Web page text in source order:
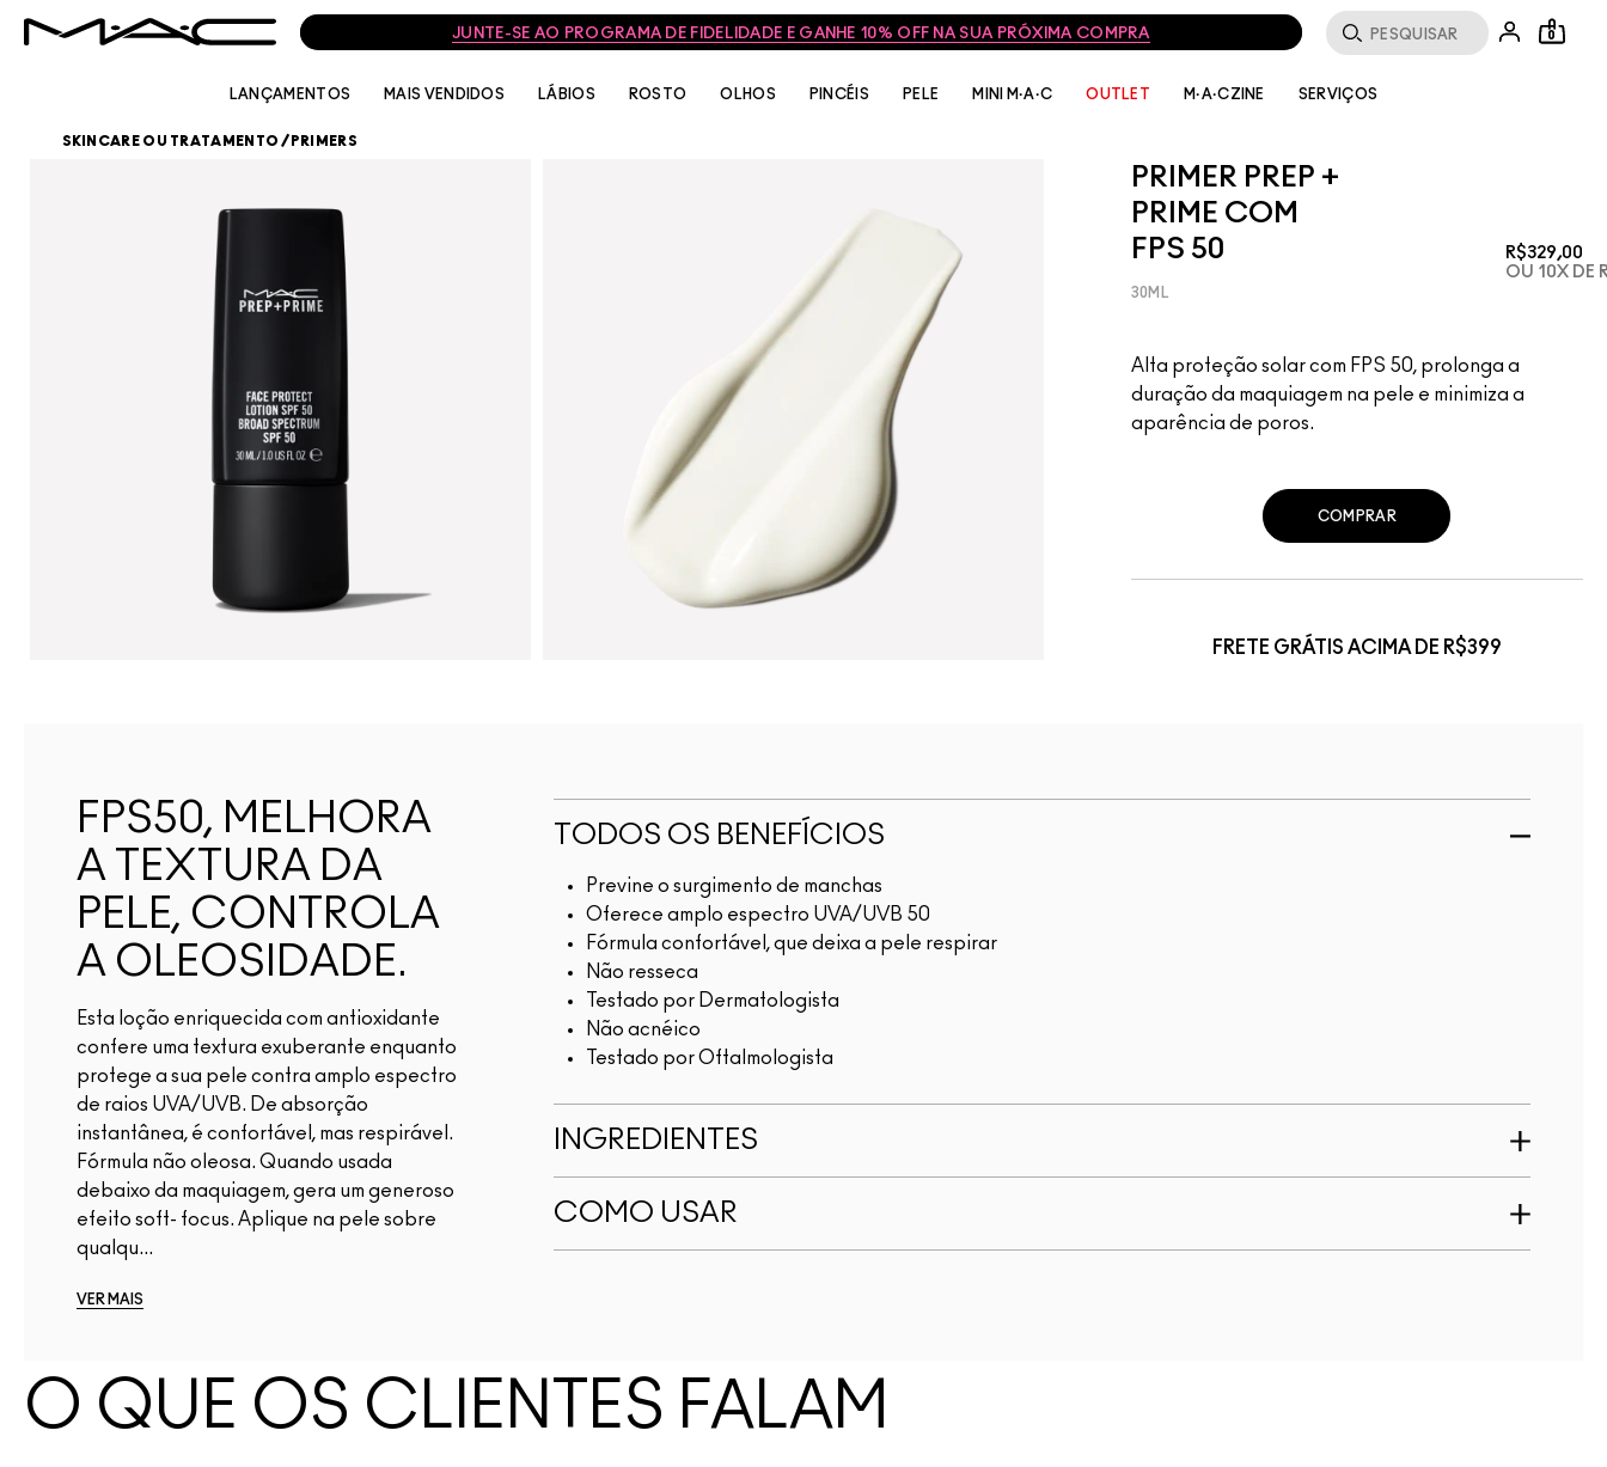
JUNTE-SE AO PROGRAMA DE FIDELIDADE E GANHE 10% OFF NA SUA PRÓXIMA COMPRA 0
LANÇAMENTOS MAIS VENDIDOS LÁBIOS ROSTO OLHOS PINCÉIS PELE MINI M·A·C OUTLET M·A·CZINE SERVIÇOS
SKINCARE OU TRATAMENTO / PRIMERS
PRIMER PREP +
PRIME COM
FPS 50
R$329,00
OU 10X DE
30ML
Alta proteção solar com FPS 50, prolonga a
duração da maquiagem na pele e minimiza a
aparência de poros.
COMPRAR
FRETE GRÁTIS ACIMA DE R$399
FPS50, MELHORA
A TEXTURA DA
PELE, CONTROLA
A OLEOSIDADE.
Esta loção enriquecida com antioxidante
confere uma textura exuberante enquanto
protege a sua pele contra amplo espectro
de raios UVA/UVB. De absorção
instantânea, é confortável, mas respirável.
Fórmula não oleosa. Quando usada
debaixo da maquiagem, gera um generoso
efeito soft- focus. Aplique na pele sobre
qualqu...
VER MAIS
TODOS OS BENEFÍCIOS
Previne o surgimento de manchas
Oferece amplo espectro UVA/UVB 50
Fórmula confortável, que deixa a pele respirar
Não resseca
Testado por Dermatologista
Não acnéico
Testado por Oftalmologista
INGREDIENTES
COMO USAR
O QUE OS CLIENTES FALAM